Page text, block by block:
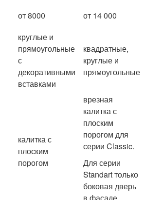
от 8000 от 14 000
круглые и
прямоугольные
с
декоративными
вставками
квадратные,
круглые и
прямоугольные
калитка с
плоским
порогом
врезная
калитка с
плоским
порогом для
серии Classic.
Для серии
Standart только
боковая дверь